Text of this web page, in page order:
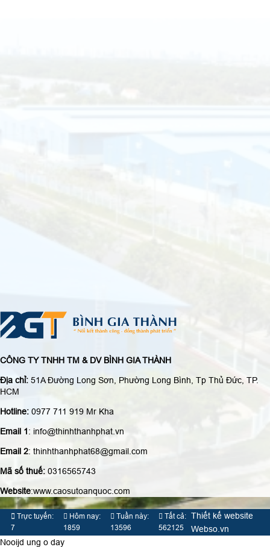
CÔNG TY TNHH TM & DV BÌNH GIA THÀNH
Địa chỉ: 51A Đường Long Sơn, Phường Long Bình, Tp Thủ Đức, TP.
HCM
Hotline: 0977 711 919 Mr Kha
Email 1: info@thinhthanhphat.vn
Email 2: thinhthanhphat68@gmail.com
Mã số thuế: 0316565743
Website:www.caosutoanquoc.com
Trực tuyến:
7
Hôm nay:
1859
Tuần này:
13596
Tất cả:
562125
Thiết kế website
Webso.vn
Nooijd ung o day